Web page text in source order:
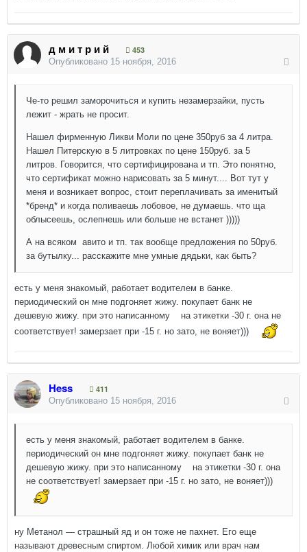
д м и т р и й
453
Опубликовано 15 ноября, 2016
Че-то решил заморочиться и купить незамерзайки, пусть
лежит - жрать не просит.
Нашел фирменную Ликви Моли по цене 350руб за 4 литра.
Нашел Питерскую в 5 литровках по цене 150руб. за 5
литров. Говорится, что сертифицирована и тп. Это понятно,
что сертификат можно нарисовать за 5 минут.... Вот тут у
меня и возникает вопрос, стоит переплачивать за именитый
*бренд* и когда поливаешь лобовое, не думаешь. что ща
облысеешь, ослепнешь или больше не встанет )))))
А на всяком авито и тп. так вообще предложения по 50руб.
за бутылку... расскажите мне умные дядьки, как быть?
есть у меня знакомый, работает водителем в банке.
периодический он мне подгоняет жижу. покупает банк не
дешевую жижу. при это написанному на этикетки -30 г. она не
соответствует! замерзает при -15 г. но зато, не воняет)))
Hess
411
Опубликовано 15 ноября, 2016
есть у меня знакомый, работает водителем в банке.
периодический он мне подгоняет жижу. покупает банк не
дешевую жижу. при это написанному на этикетки -30 г. она
не соответствует! замерзает при -15 г. но зато, не воняет)))
ну Метанол — страшный яд и он тоже не пахнет. Его еще
называют древесным спиртом. Любой химик или врач нам